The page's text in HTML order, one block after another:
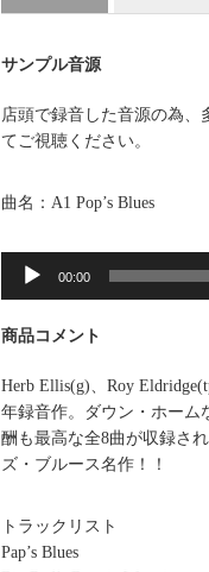
サンプル音源
店頭で録音した音源の為、
てご視聴ください。
曲名：A1 Pop’s Blues
レ
ヤ
ー
00:00
商品コメント
Herb Ellis(g)、Roy
年録音作。ダウン・ホーム
酬も最高な全8曲が収録さ
ズ・ブルース名作！！
トラックリスト
Pap’s Blues